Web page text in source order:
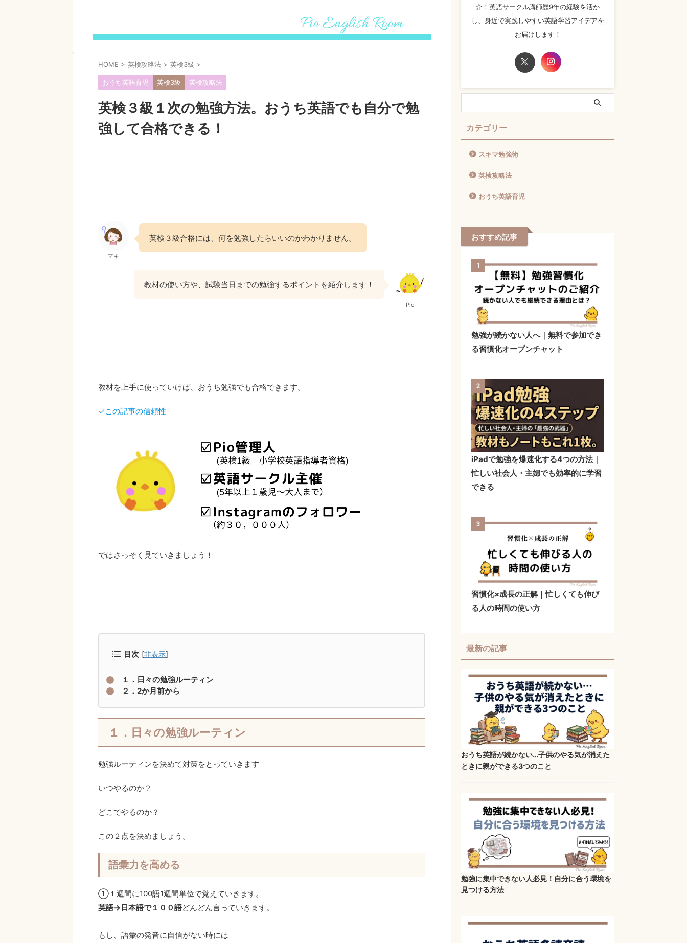
HOME > 英検攻略法 > 英検3級 >
おうち英語育児 英検3級 英検攻略法
英検３級１次の勉強方法。おうち英語でも自分で勉
強して合格できる！
マキ
英検３級合格には、何を勉強したらいいのかわかりません。
教材の使い方や、試験当日までの勉強するポイントを紹介します！
Pio
教材を上手に使っていけば、おうち勉強でも合格できます。
✓この記事の信頼性
ではさっそく見ていきましょう！
目次 [非表示]
１．日々の勉強ルーティン
２．2か月前から
１．日々の勉強ルーティン
勉強ルーティンを決めて対策をとっていきます
いつやるのか？
どこでやるのか？
この２点を決めましょう。
語彙力を高める
①１週間に100語1週間単位で覚えていきます。
英語→日本語で１００語どんどん言っていきます。
もし、語彙の発音に自信がない時には
介！英語サークル講師歴9年の経験を活か
し、身近で実践しやすい英語学習アイデアを
お届けします！
カテゴリー
スキマ勉強術
英検攻略法
おうち英語育児
おすすめ記事
1
勉強が続かない人へ｜無料で参加でき
る習慣化オープンチャット
2
iPadで勉強を爆速化する4つの方法｜
忙しい社会人・主婦でも効率的に学習
できる
3
習慣化×成長の正解｜忙しくても伸び
る人の時間の使い方
最新の記事
おうち英語が続かない…子供のやる気が消えた
ときに親ができる3つのこと
勉強に集中できない人必見！自分に合う環境を
見つける方法